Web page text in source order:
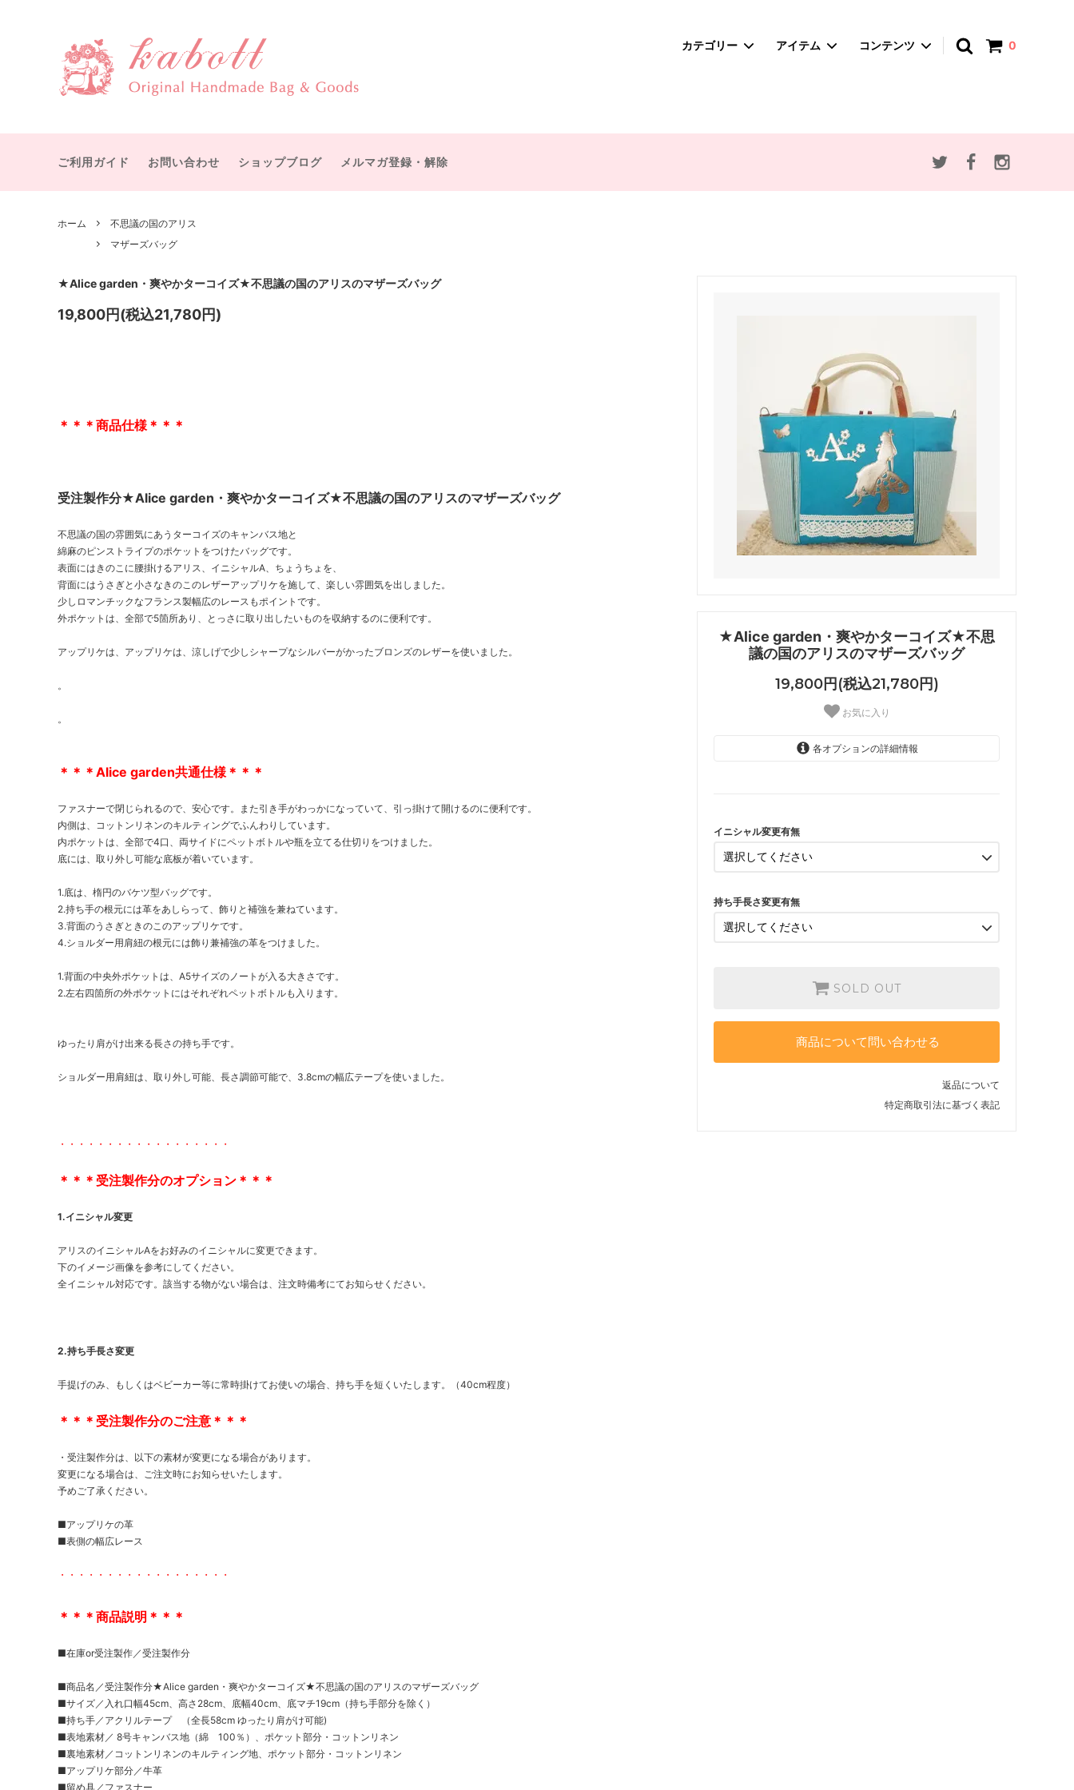
0
カテゴリー
赤毛のアン
宮沢賢治 オズの魔法使い 不思議の国のアリス 赤ずきんとオオカミ
シャーロック・ホームズ メアリー・ポピンズ
グリム童話
アイテム
すぐにお届け
ボストンバッグ
ショルダーバッグ・サコッシュ・ポシェ
ドクターズバッグ かごバッグ
付属品
コンテンツ
カボットについて
ご利用ガイド お問い合わせ ショップブログ メルマガ登録・解除
ホーム
不思議の国のアリス
マザーズバッグ
★Alice garden・爽やかターコイズ★不思
議の国のアリスのマザーズバッグ
19,800円(税込21,780円)
お気に入り
各オプションの詳細情報
変更有り ご希望のイニシャ
イニシャル変更有無
持ち手長さ変更有無
SOLD OUT
商品について問い合わせる
返品について
特定商取引法に基づく表記
★Alice garden・爽やかターコイズ★不思議の国のアリスのマザーズバッグ
19,800円(税込21,780円)
＊＊＊商品仕様＊＊＊
受注製作分★Alice garden・爽やかターコイズ★不思議の国のアリスのマザーズバッグ
不思議の国の雰囲気にあうターコイズのキャンバス地と
綿麻のピンストライプのポケットをつけたバッグです。
表面にはきのこに腰掛けるアリス、イニシャルA、ちょうちょを、
背面にはうさぎと小さなきのこのレザーアップリケを施して、楽しい雰囲気を出しました。
少しロマンチックなフランス製幅広のレースもポイントです。
外ポケットは、全部で5箇所あり、とっさに取り出したいものを収納するのに便利です。
アップリケは、アップリケは、涼しげで少しシャープなシルバーがかったブロンズのレザーを使いました。
。
。
＊＊＊Alice garden共通仕様＊＊＊
ファスナーで閉じられるので、安心です。また引き手がわっかになっていて、引っ掛けて開けるのに便利です。
内側は、コットンリネンのキルティングでふんわりしています。
内ポケットは、全部で4口、両サイドにペットボトルや瓶を立てる仕切りをつけました。
底には、取り外し可能な底板が着いています。
1.底は、楕円のバケツ型バッグです。
2.持ち手の根元には革をあしらって、飾りと補強を兼ねています。
3.背面のうさぎときのこのアップリケです。
4.ショルダー用肩紐の根元には飾り兼補強の革をつけました。
1.背面の中央外ポケットは、A5サイズのノートが入る大きさです。
2.左右四箇所の外ポケットにはそれぞれペットボトルも入ります。
ゆったり肩がけ出来る長さの持ち手です。
ショルダー用肩紐は、取り外し可能、長さ調節可能で、3.8cmの幅広テープを使いました。
・・・・・・・・・・・・・・・・・・
＊＊＊受注製作分のオプション＊＊＊
1.イニシャル変更
アリスのイニシャルAをお好みのイニシャルに変更できます。
下のイメージ画像を参考にしてください。
全イニシャル対応です。該当する物がない場合は、注文時備考にてお知らせください。
2.持ち手長さ変更
手提げのみ、もしくはベビーカー等に常時掛けてお使いの場合、持ち手を短くいたします。（40cm程度）
＊＊＊受注製作分のご注意＊＊＊
・受注製作分は、以下の素材が変更になる場合があります。
変更になる場合は、ご注文時にお知らせいたします。
予めご了承ください。
■アップリケの革
■表側の幅広レース
・・・・・・・・・・・・・・・・・・
＊＊＊商品説明＊＊＊
■在庫or受注製作／受注製作分
■商品名／受注製作分★Alice garden・爽やかターコイズ★不思議の国のアリスのマザーズバッグ
■サイズ／入れ口幅45cm、高さ28cm、底幅40cm、底マチ19cm（持ち手部分を除く）
■持ち手／アクリルテープ （全長58cm ゆったり肩がけ可能)
■表地素材／ 8号キャンバス地（綿 100％）、ポケット部分・コットンリネン
■裏地素材／コットンリネンのキルティング地、ポケット部分・コットンリネン
■アップリケ部分／牛革
■留め具／ファスナー